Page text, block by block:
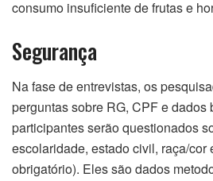
consumo insuficiente de frutas e
Segurança
Na fase de entrevistas, os
perguntas sobre RG, CPF e dados
participantes serão questionados
escolaridade, estado civil, raça/cor
obrigatório). Eles são dados